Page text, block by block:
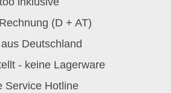
(D + AT)
Deutschland
- keine Lagerware
Service Hotline